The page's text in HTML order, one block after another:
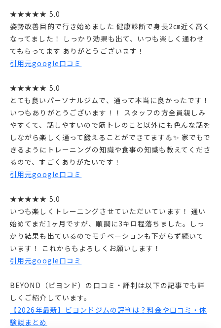
★★★★★ 5.0
姿勢改善目的で行き始めました 健康診断で身長2㎝近く高く
なってました！ しっかり効果も出て、いつも楽しく通わせ
てもらってます ありがとうございます！
引用元google口コミ
★★★★★ 5.0
とても良いパーソナルジムで、通って本当に良かったです！
いつもありがとうございます！！ スタッフの方全員親しみ
やすくて、話しやすいので筋トレのこと以外にも色んな話を
しながら楽しく通って鍛えることができてます💪✨️ 家でもで
きるようにトレーニングの知識や食事の知識も教えてくださ
るので、すごくありがたいです！
引用元google口コミ
★★★★★ 5.0
いつも楽しくトレーニングさせていただいています！ 通い
始めてまだ1ヶ月ですが、順調に3キロ程落ちました。しっ
かり結果も出ているのでモチベーションも下がらず続いて
います！ これからもよろしくお願いします！
引用元google口コミ
BEYOND（ビヨンド）の口コミ・評判は以下の記事でも詳
しくご紹介しています。
【2026年最新】ビヨンドジムの評判は？料金や口コミ・体
験談まとめ